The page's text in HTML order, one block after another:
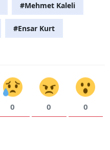
#Mehmet Kaleli
#Ensar Kurt
0 0 0